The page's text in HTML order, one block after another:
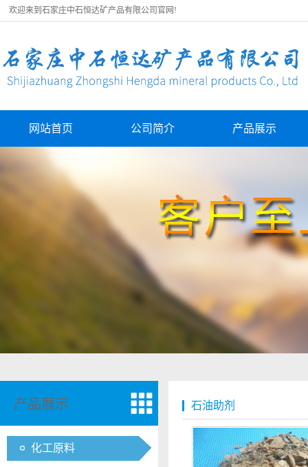
欢迎来到石家庄中石恒达矿产品有限公司官网!
网站首页 公司简介 产品展示
产品展示
化工原料
石油助剂